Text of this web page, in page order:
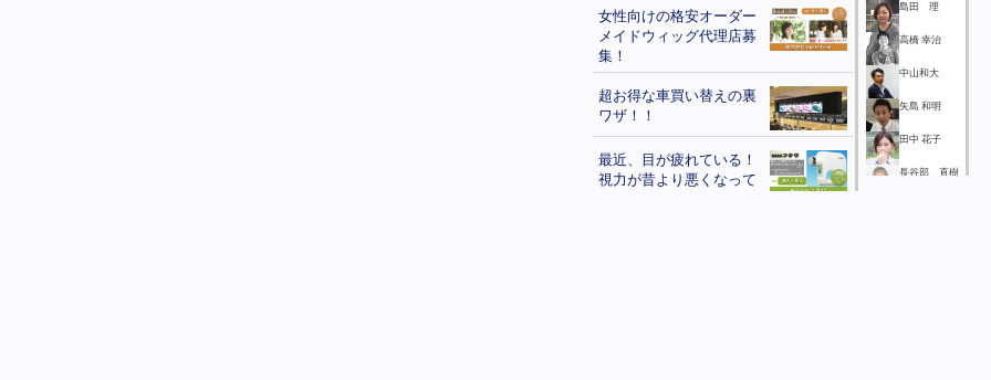
女性向けの格安オーダー
メイドウィッグ代理店募
集！
超お得な車買い替えの裏
ワザ！！
最近、目が疲れている！
視力が昔より悪くなって
島田 理
高橋 幸治
中山和大
矢島 和明
田中 花子
長谷部 直樹